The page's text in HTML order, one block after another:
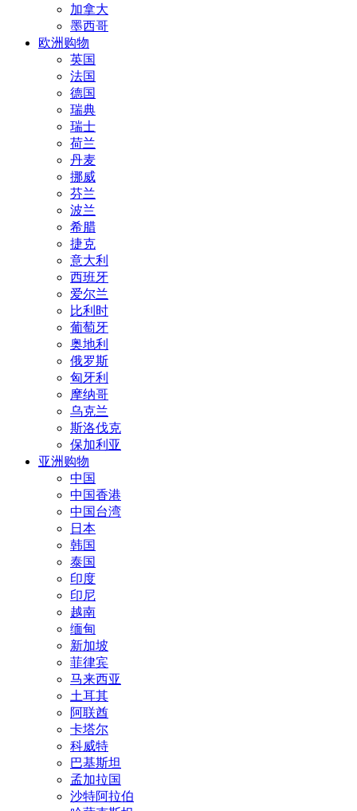
加拿大
墨西哥
欧洲购物
英国
法国
德国
瑞典
瑞士
荷兰
丹麦
挪威
芬兰
波兰
希腊
捷克
意大利
西班牙
爱尔兰
比利时
葡萄牙
奥地利
俄罗斯
匈牙利
摩纳哥
乌克兰
斯洛伐克
保加利亚
亚洲购物
中国
中国香港
中国台湾
日本
韩国
泰国
印度
印尼
越南
缅甸
新加坡
菲律宾
马来西亚
土耳其
阿联酋
卡塔尔
科威特
巴基斯坦
孟加拉国
沙特阿拉伯